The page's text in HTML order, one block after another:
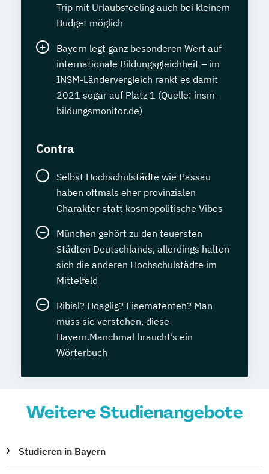
Trip mit Urlaubsfeeling auch bei kleinem
Budget möglich
Bayern legt ganz besonderen Wert auf
internationale Bildungsgleichheit – im
INSM-Ländervergleich rankt es damit
2021 sogar auf Platz 1 (Quelle: insm-
bildungsmonitor.de)
Contra
Selbst Hochschulstädte wie Passau
haben oftmals eher provinzialen
Charakter statt kosmopolitische Vibes
München gehört zu den teuersten
Städten Deutschlands, allerdings halten
sich die anderen Hochschulstädte im
Mittelfeld
Ribisl? Hoaglig? Fisematenten? Man
muss sie verstehen, diese
Bayern.Manchmal braucht’s ein
Wörterbuch
Weitere Studienangebote
Studieren in Bayern